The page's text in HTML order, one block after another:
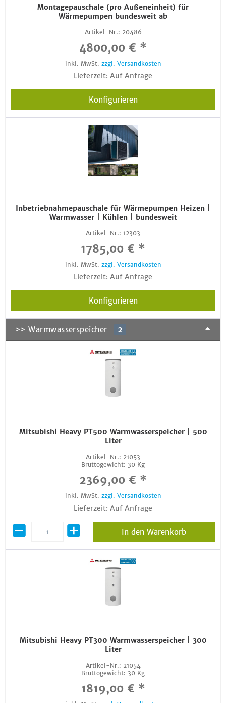
Montagepauschale (pro Außeneinheit) für
Wärmepumpen bundesweit ab
Artikel-Nr.: 20486
4800,00 € *
inkl. MwSt. zzgl. Versandkosten
Lieferzeit: Auf Anfrage
Konfigurieren
Inbetriebnahmepauschale für Wärmepumpen Heizen |
Warmwasser | Kühlen | bundesweit
Artikel-Nr.: 12303
1785,00 € *
inkl. MwSt. zzgl. Versandkosten
Lieferzeit: Auf Anfrage
Konfigurieren
>> Warmwasserspeicher 2
Mitsubishi Heavy PT500 Warmwasserspeicher | 500
Liter
Artikel-Nr.: 21053
Bruttogewicht: 30 Kg
2369,00 € *
inkl. MwSt. zzgl. Versandkosten
Lieferzeit: Auf Anfrage
In den Warenkorb
Mitsubishi Heavy PT300 Warmwasserspeicher | 300
Liter
Artikel-Nr.: 21054
Bruttogewicht: 30 Kg
1819,00 € *